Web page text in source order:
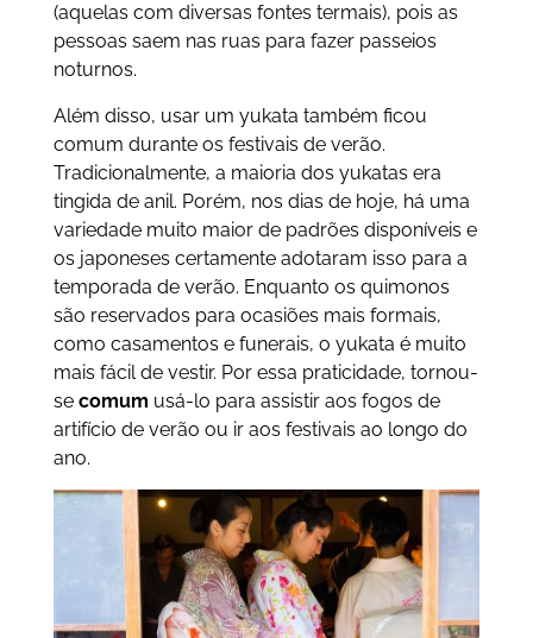
(aquelas com diversas fontes termais), pois as
pessoas saem nas ruas para fazer passeios
noturnos.
Além disso, usar um yukata também ficou
comum durante os festivais de verão.
Tradicionalmente, a maioria dos yukatas era
tingida de anil. Porém, nos dias de hoje, há uma
variedade muito maior de padrões disponíveis e
os japoneses certamente adotaram isso para a
temporada de verão. Enquanto os quimonos
são reservados para ocasiões mais formais,
como casamentos e funerais, o yukata é muito
mais fácil de vestir. Por essa praticidade, tornou-
se comum usá-lo para assistir aos fogos de
artifício de verão ou ir aos festivais ao longo do
ano.